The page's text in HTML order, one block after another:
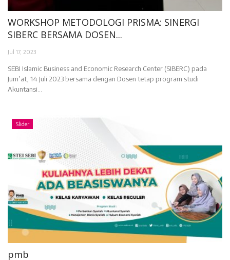
WORKSHOP METODOLOGI PRISMA: SINERGI
SIBERC BERSAMA DOSEN...
Jul 17, 2023
SEBI Islamic Business and Economic Research Center (SIBERC) pada
Jum’at, 14 Juli 2023 bersama dengan Dosen tetap program studi
Akuntansi...
Slider
pmb